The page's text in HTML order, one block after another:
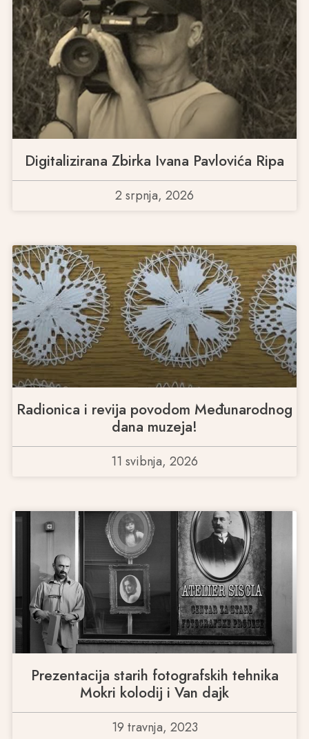
Digitalizirana Zbirka Ivana Pavlovića Ripa
2 srpnja, 2026
Radionica i revija povodom Međunarodnog
dana muzeja!
11 svibnja, 2026
Prezentacija starih fotografskih tehnika
Mokri kolodij i Van dajk
19 travnja, 2023